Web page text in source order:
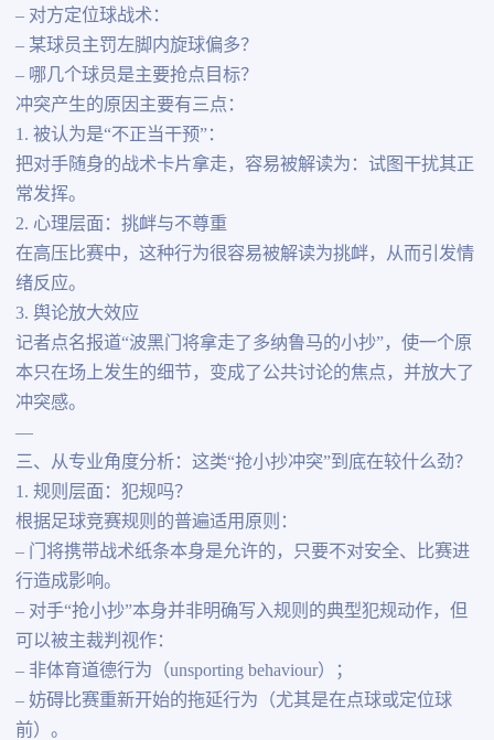
– 对方定位球战术：
– 某球员主罚左脚内旋球偏多？
– 哪几个球员是主要抢点目标？
冲突产生的原因主要有三点：
1. 被认为是“不正当干预”：
把对手随身的战术卡片拿走，容易被解读为：试图干扰其正
常发挥。
2. 心理层面：挑衅与不尊重
在高压比赛中，这种行为很容易被解读为挑衅，从而引发情
绪反应。
3. 舆论放大效应
记者点名报道“波黑门将拿走了多纳鲁马的小抄”，使一个原
本只在场上发生的细节，变成了公共讨论的焦点，并放大了
冲突感。
—
三、从专业角度分析：这类“抢小抄冲突”到底在较什么劲？
1. 规则层面：犯规吗？
根据足球竞赛规则的普遍适用原则：
– 门将携带战术纸条本身是允许的，只要不对安全、比赛进
行造成影响。
– 对手“抢小抄”本身并非明确写入规则的典型犯规动作，但
可以被主裁判视作：
– 非体育道德行为（unsporting behaviour）；
– 妨碍比赛重新开始的拖延行为（尤其是在点球或定位球
前）。